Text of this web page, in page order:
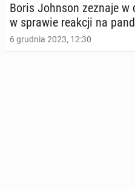
Boris Johnson zeznaje
w sprawie reakcji na
6 grudnia 2023, 12:30